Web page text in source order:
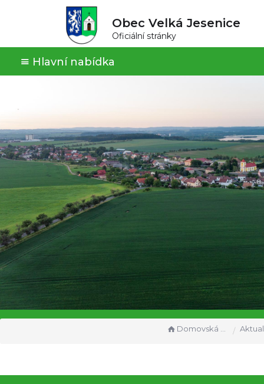
Obec Velká Jesenice
Oficiální stránky
Hlavní nabídka
Domovská stránka